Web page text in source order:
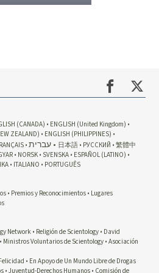
(CANADA)
ENGLISH (United Kingdom)
ZEALAND)
ENGLISH (PHILIPPINES)
עברית 日本語 РУССКИЙ
繁體中
NORSK SVENSKA ESPAÑOL (LATINO)
ITALIANO PORTUGUÊS
Premios y Reconocimientos Lugares
Network Religión de Scientology David
Ministros Voluntarios de Scientology Asociación
En Apoyo de Un Mundo Libre de Drogas
Juventud-Derechos Humanos Comisión de